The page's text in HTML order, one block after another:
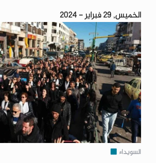
الخميس, 29 فبراير - 2024
السويداء